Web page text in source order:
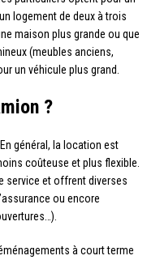
logement de deux à trois
maison plus grande ou que
(meubles anciens,
un véhicule plus grand.
?
général, la location est
coûteuse et plus flexible.
service et offrent diverses
ou encore
à court terme